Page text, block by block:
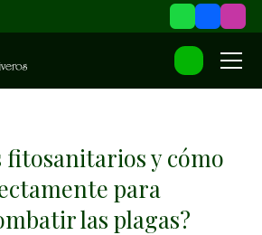
fitosanitarios y cómo
para
las plagas?